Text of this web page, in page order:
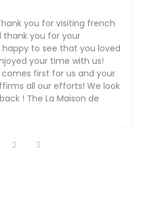
you for visiting french
thank you for your
to see that you loved
your time with us!
first for us and your
all our efforts! We look
! The La Maison de
2 3